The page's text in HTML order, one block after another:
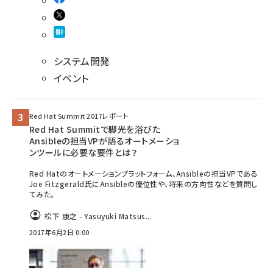
システム開発
イベント
Red Hat Summit 2017レポート
Red Hat Summitで脚光を浴びた
Ansibleの担当VPが語るオートメーショ
ンツールに必要な要件とは？
Red Hatのオートメーションプラットフォーム、Ansibleの担当VPである
Joe Fitzgerald氏にAnsibleの優位性や、将来の方向性などを質問し
てみた。
松下 康之 - Yasuyuki Matsus...
2017年6月2日 0:00